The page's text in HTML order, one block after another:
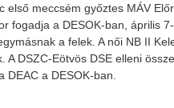
első meccsém győztes MÁV
fogadja a DESOK-ban, április
a felek. A női NB II
A DSZC-Eötvös DSE elleni
a DESOK-ban.